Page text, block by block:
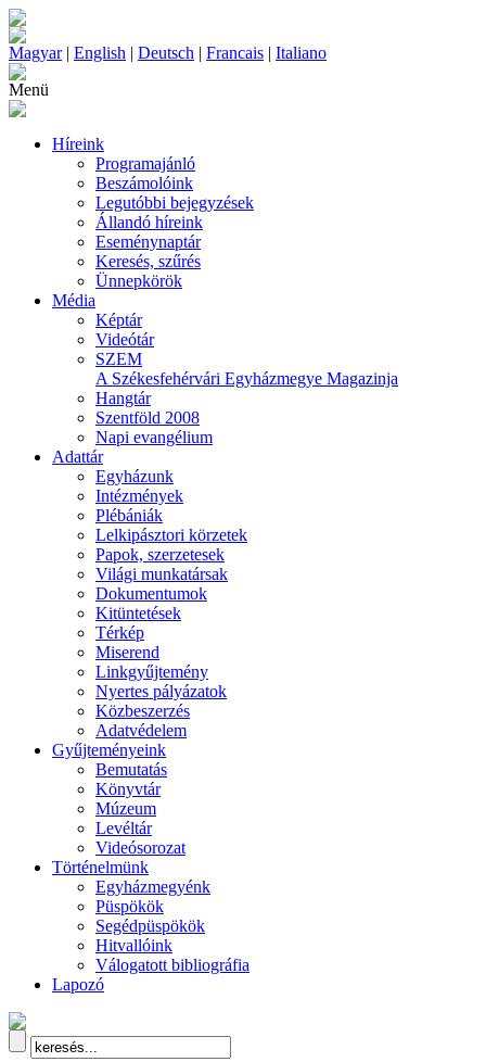
Magyar| English | Deutsch | Francais | Italiano
Menü
Híreink
Programajánló
Beszámolóink
Legutóbbi bejegyzések
Állandó híreink
Eseménynaptár
Keresés, szűrés
Ünnepkörök
Média
Képtár
Videótár
SZEM
A Székesfehérvári Egyházmegye Magazinja
Hangtár
Szentföld 2008
Napi evangélium
Adattár
Egyházunk
Intézmények
Plébániák
Lelkipásztori körzetek
Papok, szerzetesek
Világi munkatársak
Dokumentumok
Kitüntetések
Térkép
Miserend
Linkgyűjtemény
Nyertes pályázatok
Közbeszerzés
Adatvédelem
Gyűjteményeink
Bemutatás
Könyvtár
Múzeum
Levéltár
Videósorozat
Történelmünk
Egyházmegyénk
Püspökök
Segédpüspökök
Hitvallóink
Válogatott bibliográfia
Lapozó